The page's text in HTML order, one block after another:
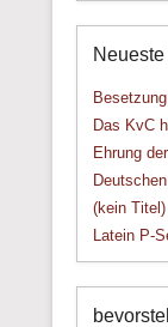
Das KvC
Ehrung
(kein Titel)
Latein P-